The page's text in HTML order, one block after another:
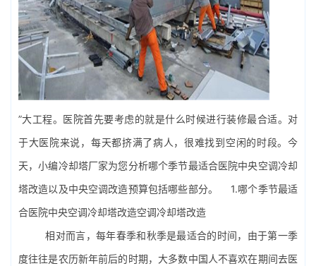
”大工程。医院首先要考虑的就是什么时候进行装修最合适。对
于大医院来说，每天都挤满了病人，很难找到空闲的时段。今
天，小编冷却塔厂家为您分析哪个季节最适合医院中央空调冷却
塔改造以及中央空调改造预算包括哪些部分。 1.哪个季节最适
合医院中央空调冷却塔改造空调冷却塔改造
相对而言，每年春季和秋季是最适合的时间，由于第一季
度往往是农历新年前后的时期，大多数中国人不喜欢在期间去医